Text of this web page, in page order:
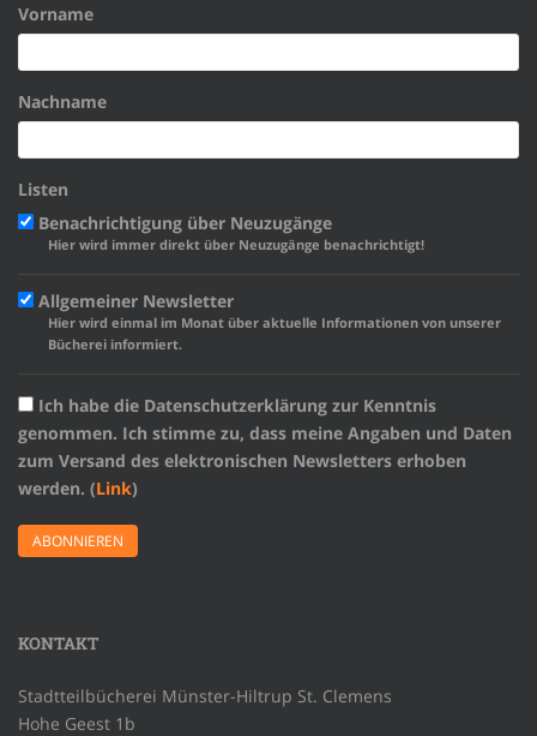
Vorname
Nachname
Listen
Benachrichtigung über Neuzugänge
Hier wird immer direkt über Neuzugänge benachrichtigt!
Allgemeiner Newsletter
Hier wird einmal im Monat über aktuelle Informationen von unserer
Bücherei informiert.
Ich habe die Datenschutzerklärung zur Kenntnis
genommen. Ich stimme zu, dass meine Angaben und Daten
zum Versand des elektronischen Newsletters erhoben
werden. (Link)
KONTAKT
Stadtteilbücherei Münster-Hiltrup St. Clemens
Hohe Geest 1b